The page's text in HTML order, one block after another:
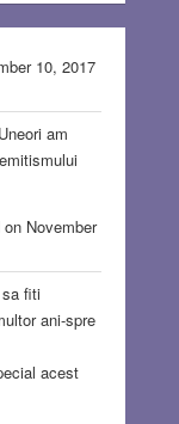
10, 2017
am
November
fiti
ani-spre
acest